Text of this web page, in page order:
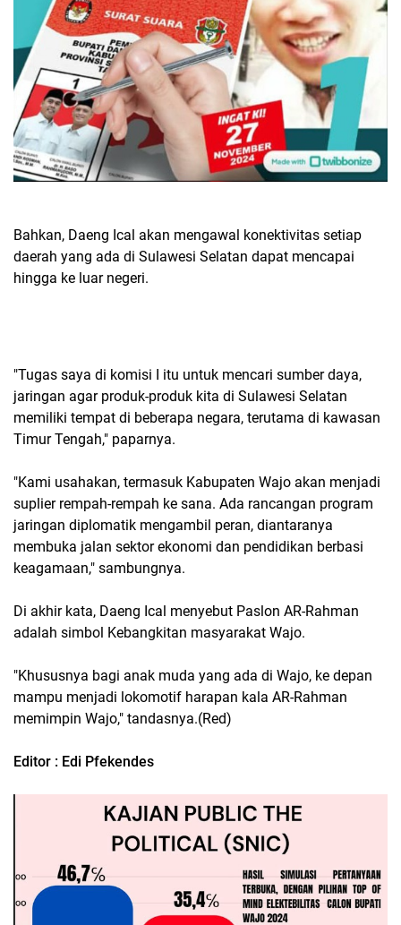
Bahkan, Daeng Ical akan mengawal konektivitas setiap
daerah yang ada di Sulawesi Selatan dapat mencapai
hingga ke luar negeri.
"Tugas saya di komisi I itu untuk mencari sumber daya,
jaringan agar produk-produk kita di Sulawesi Selatan
memiliki tempat di beberapa negara, terutama di kawasan
Timur Tengah," paparnya.
"Kami usahakan, termasuk Kabupaten Wajo akan menjadi
suplier rempah-rempah ke sana. Ada rancangan program
jaringan diplomatik mengambil peran, diantaranya
membuka jalan sektor ekonomi dan pendidikan berbasi
keagamaan," sambungnya.
Di akhir kata, Daeng Ical menyebut Paslon AR-Rahman
adalah simbol Kebangkitan masyarakat Wajo.
"Khususnya bagi anak muda yang ada di Wajo, ke depan
mampu menjadi lokomotif harapan kala AR-Rahman
memimpin Wajo," tandasnya.(Red)
Editor : Edi Pfekendes